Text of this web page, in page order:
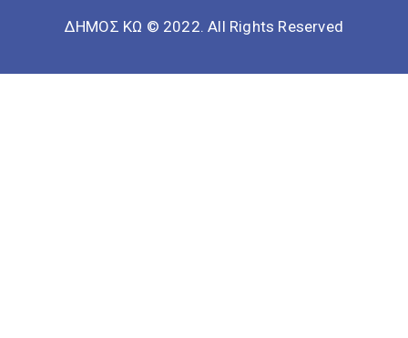
ΔΗΜΟΣ ΚΩ © 2022. All Rights Reserved